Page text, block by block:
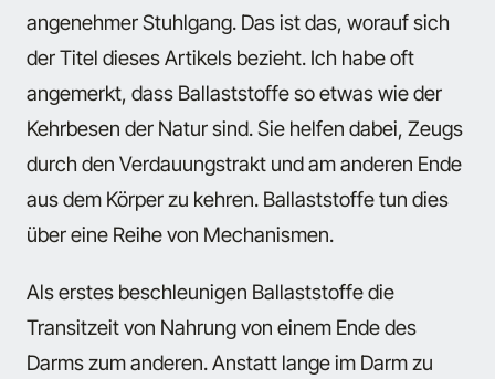
angenehmer Stuhlgang. Das ist das, worauf sich
der Titel dieses Artikels bezieht. Ich habe oft
angemerkt, dass Ballaststoffe so etwas wie der
Kehrbesen der Natur sind. Sie helfen dabei, Zeugs
durch den Verdauungstrakt und am anderen Ende
aus dem Körper zu kehren. Ballaststoffe tun dies
über eine Reihe von Mechanismen.
Als erstes beschleunigen Ballaststoffe die
Transitzeit von Nahrung von einem Ende des
Darms zum anderen. Anstatt lange im Darm zu